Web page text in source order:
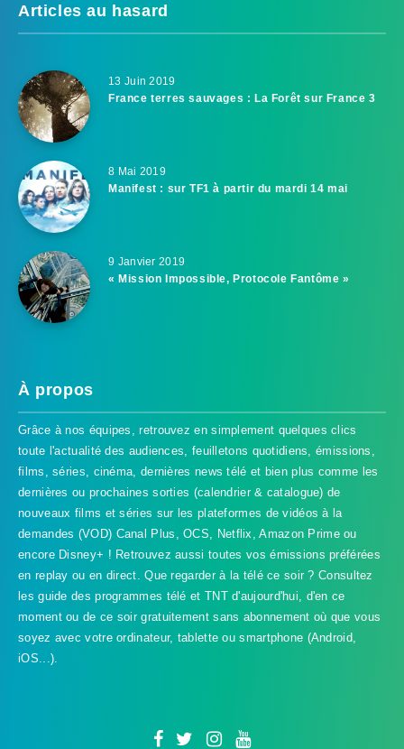
Articles au hasard
13 Juin 2019
France terres sauvages : La Forêt sur France 3
8 Mai 2019
Manifest : sur TF1 à partir du mardi 14 mai
9 Janvier 2019
« Mission Impossible, Protocole Fantôme »
À propos
Grâce à nos équipes, retrouvez en simplement quelques clics
toute l'actualité des audiences, feuilletons quotidiens, émissions,
films, séries, cinéma, dernières news télé et bien plus comme les
dernières ou prochaines sorties (calendrier & catalogue) de
nouveaux films et séries sur les plateformes de vidéos à la
demandes (VOD) Canal Plus, OCS, Netflix, Amazon Prime ou
encore Disney+ ! Retrouvez aussi toutes vos émissions préférées
en replay ou en direct. Que regarder à la télé ce soir ? Consultez
les guide des programmes télé et TNT d'aujourd'hui, d'en ce
moment ou de ce soir gratuitement sans abonnement où que vous
soyez avec votre ordinateur, tablette ou smartphone (Android,
iOS...).
TVProgramme respecte votre vie
TVProgramme utilise des Cookies dans le but de traiter